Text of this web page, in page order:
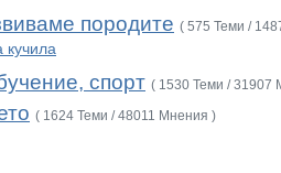
породите ( 575 Теми /
кучила
спорт ( 1530 Теми / 31907
( 1624 Теми / 48011 Мнения )